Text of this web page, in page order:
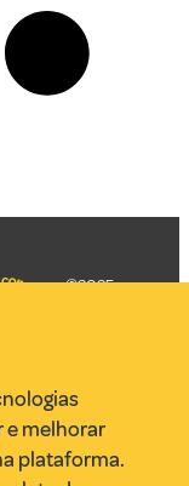
©2025
e melhorar
plataforma.